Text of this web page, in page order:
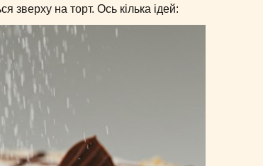
зверху на торт. Ось кілька ідей: